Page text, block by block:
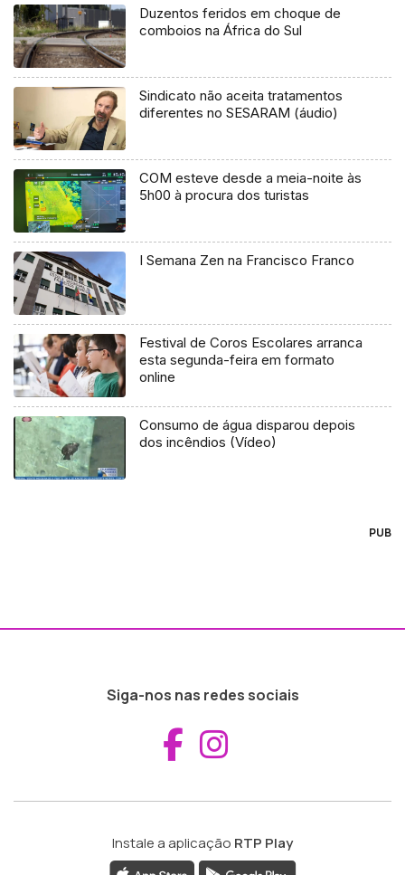
Duzentos feridos em choque de
comboios na África do Sul
Sindicato não aceita tratamentos
diferentes no SESARAM (áudio)
COM esteve desde a meia-noite às
5h00 à procura dos turistas
I Semana Zen na Francisco Franco
Festival de Coros Escolares arranca
esta segunda-feira em formato
online
Consumo de água disparou depois
dos incêndios (Vídeo)
PUB
Siga-nos nas redes sociais
Aceder ao
Instale a aplicação RTP Play